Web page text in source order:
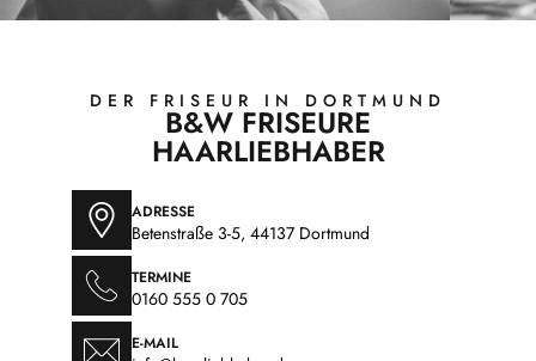
DER FRISEUR IN DORTMUND
B&W FRISEURE
HAARLIEBHABER
ADRESSE
Betenstraße 3-5, 44137 Dortmund
TERMINE
0160 555 0 705
E-MAIL